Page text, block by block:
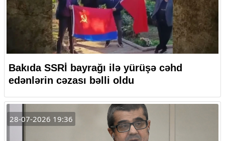
Bakıda SSRİ bayrağı ilə yürüşə cəhd
edənlərin cəzası bəlli oldu
28-07-2026 19:36